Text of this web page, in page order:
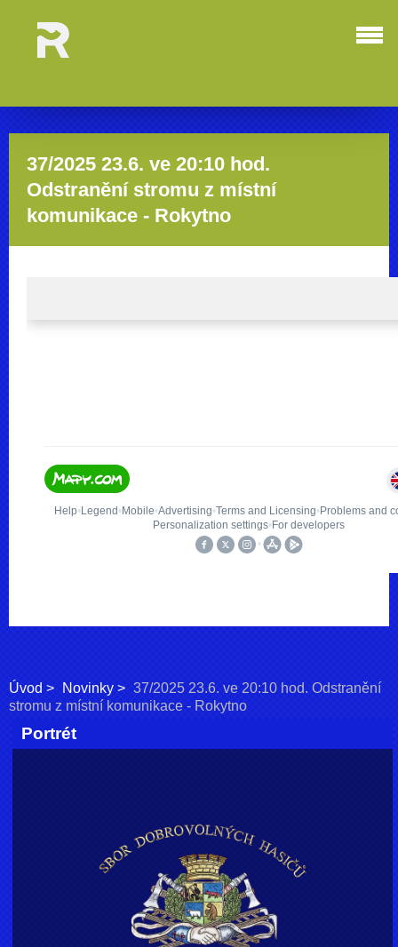
37/2025 23.6. ve 20:10 hod.
Odstranění stromu z místní
komunikace - Rokytno
Úvod Novinky
37/2025 23.6. ve 20:10 hod. Odstranění
stromu z místní komunikace - Rokytno
Portrét